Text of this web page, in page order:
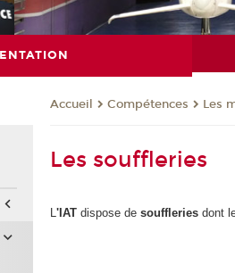
Accueil Compétences Les
Les souffleries
L'IAT dispose desouffleries dont